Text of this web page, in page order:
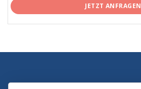
JETZT ANFRAGEN